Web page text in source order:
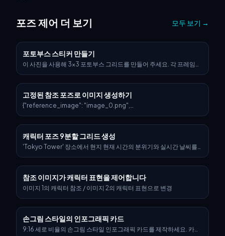
포즈 제어 더 보기 모두 보기 →
포토부스 스티커 만들기
이 사진을 사용해 3x3 포토부스 그리드를 만들어 주세요. 각 프레임에
고정된 참조 포즈로 이미지 생성하기
{"reference_image": "image_0.png",
꾸로 된 포즈와 해부학적 구조를 엄격히 따릅니다. 그녀는 밀크메이드
보디스, 스위트하트 네크라인, 캡 슬리브, 레터스 헴이 있는 풍부한 블
티프가 포함됩니다. 바닥은 혼합 섬유, 튤, 의류 더미로 덮여 있습니다.
배경 벽은 노란색으로 칠해져 있으며, 흰색 와이어 선반, 반투명 플라
스틱 수납 서랍, 가득 찬 의류 랙이 있습니다. 조명은 천장 텅스텐 조명
만듭니다. 분위기는 지치고, 어수선하며, 로맨틱한 그런지입니다.",
"short_prompt": "페어리 그런지 미학, 노란 벽의 어질러진 옷장에
서 풍부한 블루 드레스와 레드 가죽 부츠를 입은 소녀가 거꾸로 누워 있
음, image_0.png의 포즈, 세피아 톤, 하이 앵글 샷.",
캐릭터 포즈 9분할 그리드 생성
'Tokyo Tower' 장소에서 현지 현재 시간의 분위기와 실시간 날씨를
참조 이미지가 캐릭터 표현을 제어합니다
이미지 1의 캐릭터 참조 / 이미지 2의 캐릭터 표현으로 변경
손그림 스타일의 인포그래픽 카드
9:16 세로 비율의 손그림 스타일 인포그래픽 카드를 제작하세요. 카드